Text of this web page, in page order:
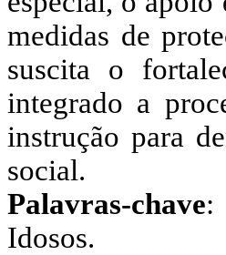
medidas de
suscita o
integrado a
instrução para
social.
Palavras-chave:
Idosos.